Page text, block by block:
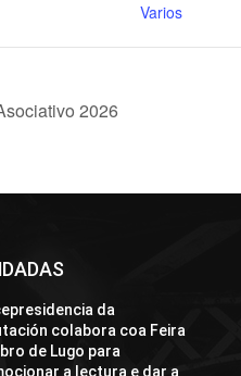
Varios
2026
da
colabora coa Feira
de Lugo para
a lectura e dar a